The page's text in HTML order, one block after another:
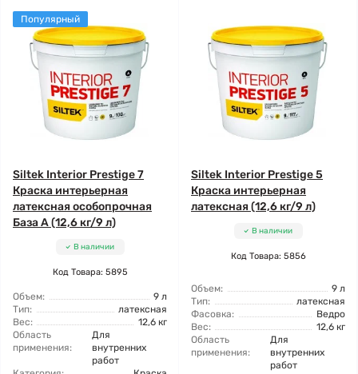
Популярный
Siltek Interior Prestige 7
Краска интерьерная
латексная особопрочная
База А (12,6 кг/9 л)
В наличии
Код Товара: 5895
Объем:
9 л
Тип:
латексная
Вес:
12,6 кг
Область
применения:
Для
внутренних
работ
Siltek Interior Prestige 5
Краска интерьерная
латексная (12,6 кг/9 л)
В наличии
Код Товара: 5856
Объем:
9 л
Тип:
латексная
Фасовка:
Ведро
Вес:
12,6 кг
Область
применения:
Для
внутренних
работ